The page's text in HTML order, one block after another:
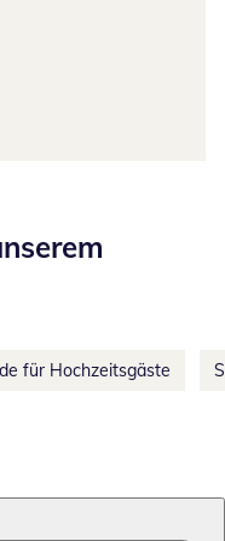
für Hochzeitsgäste